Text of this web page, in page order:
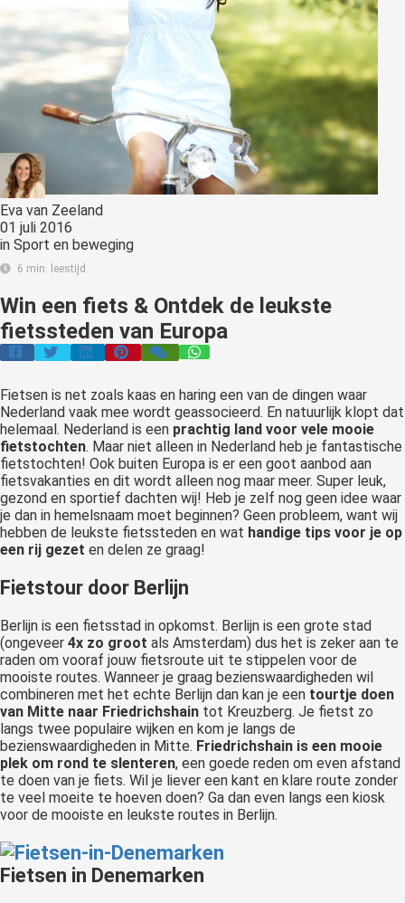
Eva van Zeeland
01 juli 2016
in Sport en beweging
6 min. leestijd
Win een fiets & Ontdek de leukste
fietssteden van Europa
Fietsen is net zoals kaas en haring een van de dingen waar
Nederland vaak mee wordt geassocieerd. En natuurlijk klopt dat
helemaal. Nederland is een prachtig land voor vele mooie
fietstochten. Maar niet alleen in Nederland heb je fantastische
fietstochten! Ook buiten Europa is er een goot aanbod aan
fietsvakanties en dit wordt alleen nog maar meer. Super leuk,
gezond en sportief dachten wij! Heb je zelf nog geen idee waar
je dan in hemelsnaam moet beginnen? Geen probleem, want wij
hebben de leukste fietssteden en wat handige tips voor je op
een rij gezet en delen ze graag!
Fietstour door Berlijn
Berlijn is een fietsstad in opkomst. Berlijn is een grote stad
(ongeveer 4x zo groot als Amsterdam) dus het is zeker aan te
raden om vooraf jouw fietsroute uit te stippelen voor de
mooiste routes. Wanneer je graag bezienswaardigheden wil
combineren met het echte Berlijn dan kan je een tourtje doen
van Mitte naar Friedrichshain tot Kreuzberg. Je fietst zo
langs twee populaire wijken en kom je langs de
bezienswaardigheden in Mitte. Friedrichshain is een mooie
plek om rond te slenteren, een goede reden om even afstand
te doen van je fiets. Wil je liever een kant en klare route zonder
te veel moeite te hoeven doen? Ga dan even langs een kiosk
voor de mooiste en leukste routes in Berlijn.
Fietsen in Denemarken